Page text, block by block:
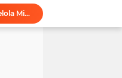
Gubernur Al Haris Buka PKKMB Poltekkes Kemenkes Jambi, Tekankan Peran Strategis Tenaga Kesehatan dan Promosi Kesehatan
Gubernur Al Haris Terima Audiensi Ketua Umum DPP Walubi Siti Hartati Murdaya, Bahas Kerukunan dan Pemberdayaan Umat